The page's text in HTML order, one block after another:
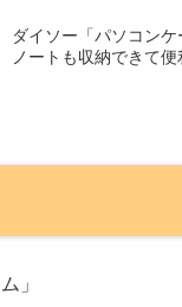
ダイソー「パソコン
ノートも収納できて便
」